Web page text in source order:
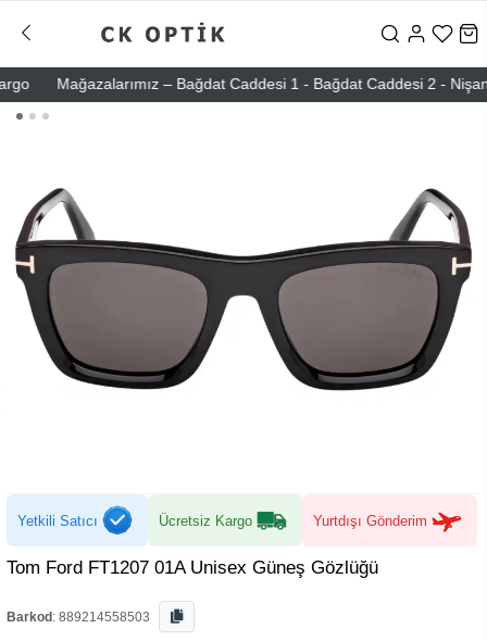
Mağazalarımız – Bağdat Caddesi 1 - Bağdat Caddesi 2 -
Yetkili Satıcı Ücretsiz Kargo Yurtdışı Gönderim
Tom Ford FT1207 01A Unisex Güneş Gözlüğü
Barkod : 889214558503